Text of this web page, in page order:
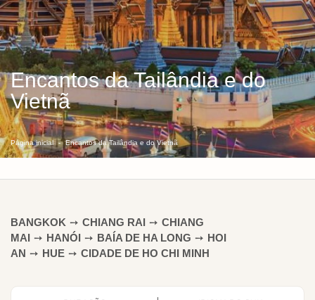
Encantos da Tailândia e do
Vietnã
Página inicial Encantos da Tailândia e do Vietnã
BANGKOK ➙ CHIANG RAI ➙ CHIANG
MAI ➙ HANÓI ➙ BAÍA DE HA LONG ➙ HOI
AN ➙ HUE ➙ CIDADE DE HO CHI MINH